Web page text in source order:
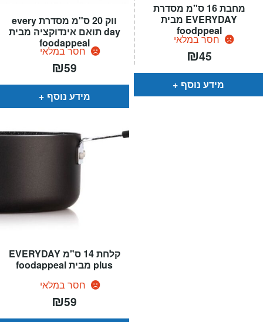
ווק 20 ס"מ מסדרת every
day תואם אינדוקציה מבית
foodappeal
חסר במלאי
₪59
מידע נוסף
מחבת 16 ס"מ מסדרת
EVERYDAY מבית
foodppeal
חסר במלאי
₪45
מידע נוסף
קלחת 14 ס"מ EVERYDAY
plus מבית foodappeal
חסר במלאי
₪59